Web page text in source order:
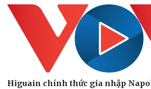
Doanh nghiệp
Công
Higuain chính thức gia nhập